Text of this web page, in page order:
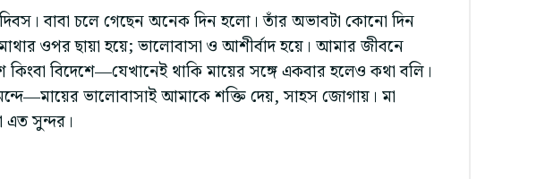
দিবস। বাবা চলে গেছেন অনেক দিন হলো। তাঁর অভাবটা কোনো দিন
ওপর ছায়া হয়ে; ভালোবাসা ও আশীর্বাদ হয়ে। আমার জীবনে
বিদেশে—যেখানেই থাকি মায়ের সঙ্গে একবার হলেও কথা বলি।
ভালোবাসাই আমাকে শক্তি দেয়, সাহস জোগায়। মা
এত সুন্দর।